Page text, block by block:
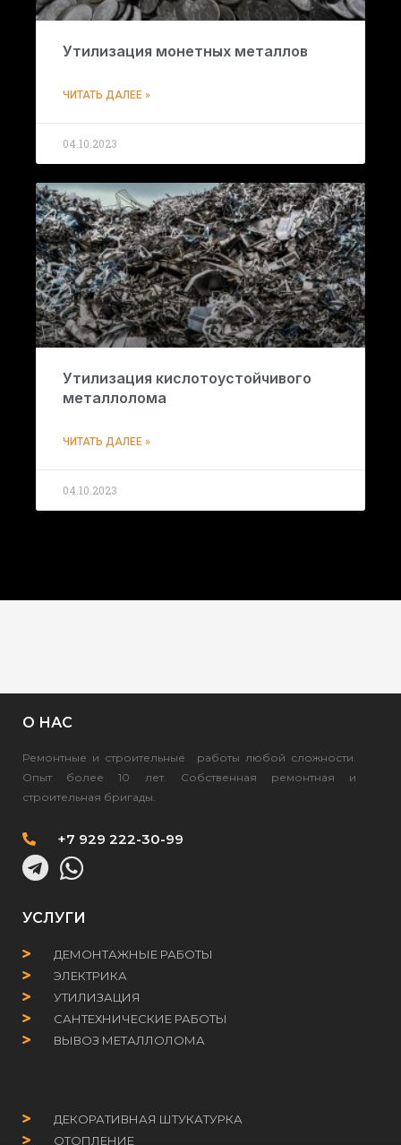
Утилизация монетных металлов
ЧИТАТЬ ДАЛЕЕ »
04.10.2023
Утилизация кислотоустойчивого
металлолома
ЧИТАТЬ ДАЛЕЕ »
04.10.2023
О НАС
Ремонтные и строительные работы любой сложности.
Опыт более 10 лет. Собственная ремонтная и
строительная бригады.
+7 929 222-30-99
УСЛУГИ
ДЕМОНТАЖНЫЕ РАБОТЫ
ЭЛЕКТРИКА
УТИЛИЗАЦИЯ
САНТЕХНИЧЕСКИЕ РАБОТЫ
ВЫВОЗ МЕТАЛЛОЛОМА
ДЕКОРАТИВНАЯ ШТУКАТУРКА
ОТОПЛЕНИЕ